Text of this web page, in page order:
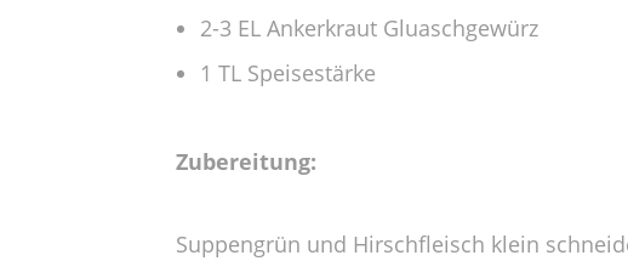
2-3 EL Ankerkraut Gluaschgewürz
1 TL Speisestärke
Zubereitung:
Suppengrün und Hirschfleisch klein